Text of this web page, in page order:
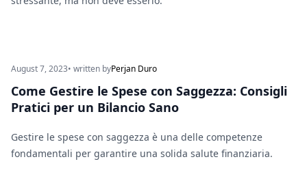
August 7, 2023• written byPerjan Duro
Come Gestire le Spese con Saggezza: Consigli
Pratici per un Bilancio Sano
Gestire le spese con saggezza è una delle competenze
fondamentali per garantire una solida salute finanziaria.